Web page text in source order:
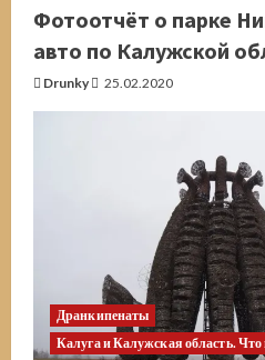
Северный
Финского
залива
Фотоотчёт о парке
авто по Калужской
Drunky 25.02.2020
Дранкипенаты
Калуга и Калужская область. Что